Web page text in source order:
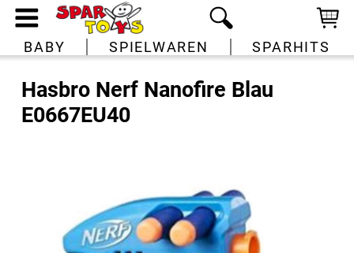
BABY SPIELWAREN SPARHITS
Hasbro Nerf Nanofire Blau
E0667EU40